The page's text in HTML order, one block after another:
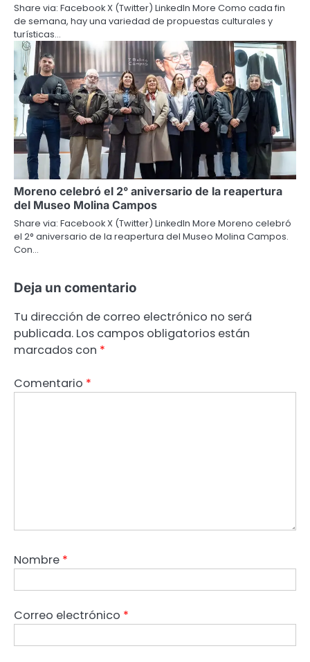
Share via: Facebook X (Twitter) LinkedIn More Como cada fin
de semana, hay una variedad de propuestas culturales y
turísticas…
Moreno celebró el 2° aniversario de la reapertura
del Museo Molina Campos
Share via: Facebook X (Twitter) LinkedIn More Moreno celebró
el 2° aniversario de la reapertura del Museo Molina Campos.
Con…
Deja un comentario
Tu dirección de correo electrónico no será
publicada. Los campos obligatorios están
marcados con *
Comentario *
Nombre *
Correo electrónico *